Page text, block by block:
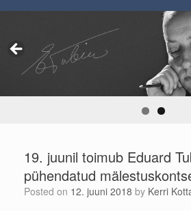
19. juunil toimub Eduard
pühendatud
Posted on 12. juuni 2018 by Kerri